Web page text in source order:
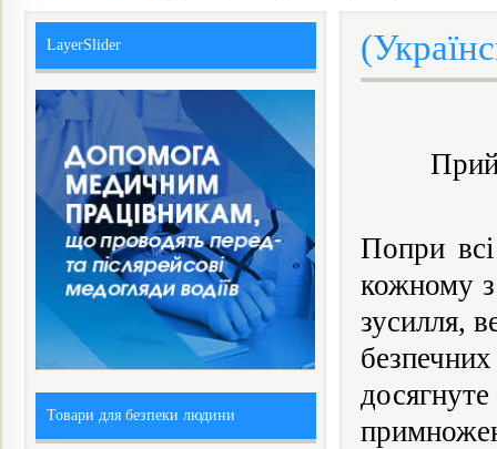
Попри
кожному з
зусилля,
LayerSlider
Товари для безпеки людини